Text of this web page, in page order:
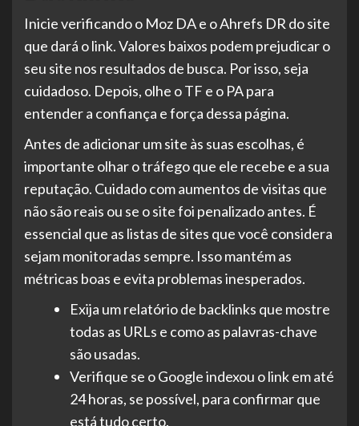
Inicie verificando o Moz DA e o Ahrefs DR do site
que dará o link. Valores baixos podem prejudicar o
seu site nos resultados de busca. Por isso, seja
cuidadoso. Depois, olhe o TF e o PA para
entender a confiança e força dessa página.
Antes de adicionar um site às suas escolhas, é
importante olhar o tráfego que ele recebe e a sua
reputação. Cuidado com aumentos de visitas que
não são reais ou se o site foi penalizado antes. É
essencial que as listas de sites que você considera
sejam monitoradas sempre. Isso mantém as
métricas boas e evita problemas inesperados.
Exija um relatório de backlinks que mostre
todas as URLs e como as palavras-chave
são usadas.
Verifique se o Google indexou o link em até
24 horas, se possível, para confirmar que
está tudo certo.